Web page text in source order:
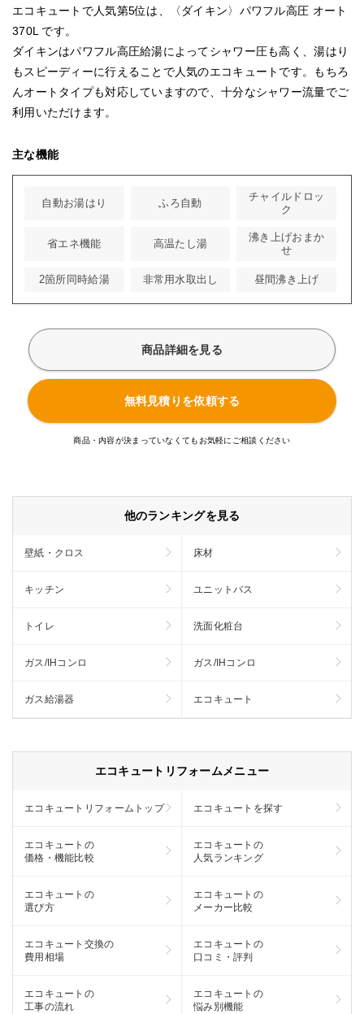
エコキュートで人気第5位は、〈ダイキン〉パワフル高圧 オート
370L です。
ダイキンはパワフル高圧給湯によってシャワー圧も高く、湯はり
もスピーディーに行えることで人気のエコキュートです。もちろ
んオートタイプも対応していますので、十分なシャワー流量でご
利用いただけます。
主な機能
自動お湯はり ふろ自動
チャイルドロッ
ク
省エネ機能 高温たし湯
沸き上げおまか
せ
2箇所同時給湯 非常用水取出し 昼間沸き上げ
商品詳細を見る
無料見積りを依頼する
商品・内容が決まっていなくてもお気軽にご相談ください
他のランキングを見る
壁紙・クロス 床材
キッチン ユニットバス
トイレ 洗面化粧台
ガス/IHコンロ ガス/IHコンロ
ガス給湯器 エコキュート
エコキュートリフォームメニュー
エコキュートリフォーム トップ エコキュートを探す
エコキュートの
価格・機能比較
エコキュートの
人気ランキング
エコキュートの
選び方
エコキュートの
メーカー比較
エコキュート交換の
費用相場
エコキュートの
口コミ・評判
エコキュートの
工事の流れ
エコキュートの
悩み別機能